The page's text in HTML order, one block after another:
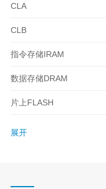
CLA
CLB
指令存储IRAM
数据存储DRAM
片上FLASH
展开